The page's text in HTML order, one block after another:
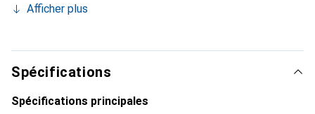
et indispensable pour votre smartphone. Reconnaître
marque Noreve est un choix sûr pour une clientèle
exigeante.
Afficher plus
Spécifications
Spécifications principales